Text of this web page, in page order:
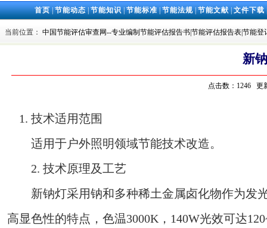
首页|节能动态|节能知识|节能标准|节能法规|节能文献|文件下载
当前位置： 中国节能评估审查网--专业编制节能评估报告书|节能评估报告表|节能登
新
点击数：1246 更
1. 技术适用范围
适用于户外照明领域节能技术改造。
2. 技术原理及工艺
新钠灯采用钠和多种稀土金属卤化物作为发
高显色性的特点，色温3000K，140W光效可达